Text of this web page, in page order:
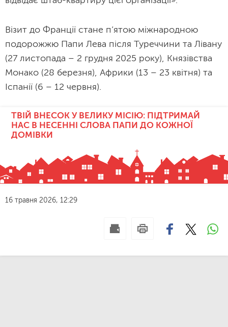
Візит до Франції стане п’ятою міжнародною
подорожжю Папи Лева після Туреччини та Лівану
(27 листопада – 2 грудня 2025 року), Князівства
Монако (28 березня), Африки (13 – 23 квітня) та
Іспанії (6 – 12 червня).
ТВІЙ ВНЕСОК У ВЕЛИКУ МІСІЮ: ПІДТРИМАЙ
НАС В НЕСЕННІ СЛОВА ПАПИ ДО КОЖНОЇ
ДОМІВКИ
16 травня 2026, 12:29